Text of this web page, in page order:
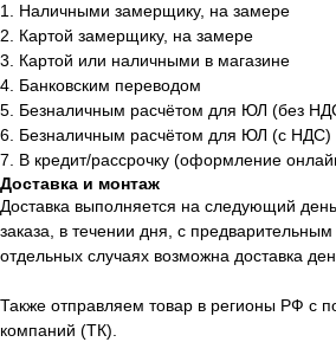
1. Наличными замерщику, на замере
2. Картой замерщику, на замере
3. Картой или наличными в магазине
4. Банковским переводом
5. Безналичным расчётом для ЮЛ (без
6. Безналичным расчётом для ЮЛ (с НДС)
7. В кредит/рассрочку (оформление
Доставка и монтаж
Доставка выполняется на следующий
заказа, в течении дня, с
отдельных случаях возможна доставка
Также отправляем товар в регионы РФ с
компаний (ТК).